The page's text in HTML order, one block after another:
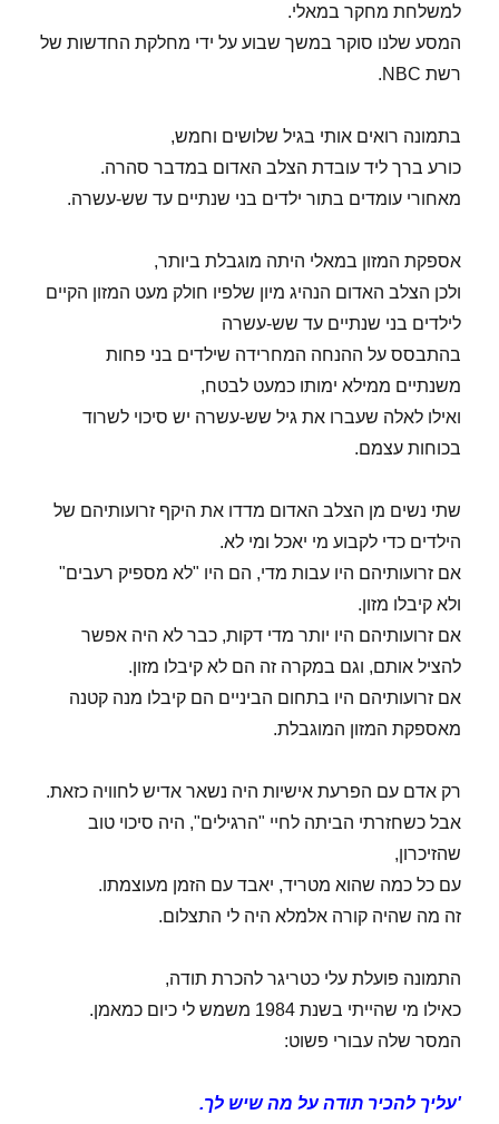
למשלחת מחקר במאלי.
המסע שלנו סוקר במשך שבוע על ידי מחלקת החדשות של
רשת NBC.
בתמונה רואים אותי בגיל שלושים וחמש,
כורע ברך ליד עובדת הצלב האדום במדבר סהרה.
מאחורי עומדים בתור ילדים בני שנתיים עד שש-עשרה.
אספקת המזון במאלי היתה מוגבלת ביותר,
ולכן הצלב האדום הנהיג מיון שלפיו חולק מעט המזון הקיים
לילדים בני שנתיים עד שש-עשרה
בהתבסס על ההנחה המחרידה שילדים בני פחות
משנתיים ממילא ימותו כמעט לבטח,
ואילו לאלה שעברו את גיל שש-עשרה יש סיכוי לשרוד
בכוחות עצמם.
שתי נשים מן הצלב האדום מדדו את היקף זרועותיהם של
הילדים כדי לקבוע מי יאכל ומי לא.
אם זרועותיהם היו עבות מדי, הם היו "לא מספיק רעבים"
ולא קיבלו מזון.
אם זרועותיהם היו יותר מדי דקות, כבר לא היה אפשר
להציל אותם, וגם במקרה זה הם לא קיבלו מזון.
אם זרועותיהם היו בתחום הביניים הם קיבלו מנה קטנה
מאספקת המזון המוגבלת.
רק אדם עם הפרעת אישיות היה נשאר אדיש לחוויה כזאת.
אבל כשחזרתי הביתה לחיי "הרגילים", היה סיכוי טוב
שהזיכרון,
עם כל כמה שהוא מטריד, יאבד עם הזמן מעוצמתו.
זה מה שהיה קורה אלמלא היה לי התצלום.
התמונה פועלת עלי כטריגר להכרת תודה,
כאילו מי שהייתי בשנת 1984 משמש לי כיום כמאמן.
המסר שלה עבורי פשוט:
'עליך להכיר תודה על מה שיש לך.